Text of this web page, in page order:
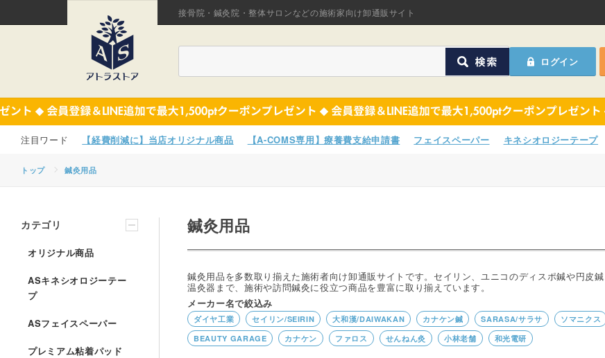
接骨院・鍼灸院・整体サロンなどの施術家向け卸通販サイト
ログイン
オリジナル商品
ポスター・チラ
【経費削減に】当店オリジナル商品 【A-COMS専用】療養費支給申請書 フェイスペーパー キネシオロジーテープ
トップ 鍼灸用品
鍼灸用品
鍼灸用品を多数取り揃えた施術者向け卸通販サイトです。セイリン、ユニコのディスポ鍼や円皮
温灸器まで、施術や訪問鍼灸に役立つ商品を豊富に取り揃えています。
メーカー名で絞込み
ダイヤ工業 セイリン/SEIRIN 大和漢/DAIWAKAN カナケン鍼 SARASA/サラサ ソマニクス
BEAUTY GARAGE
カナケン ファロス せんねん灸 小林老舗 和光電研
カテゴリ
オリジナル商品
ASキネシオロジーテー
プ
ASフェイスペーパー
プレミアム粘着パッド
ほねつぎHot
鍼灸用品
サポーター
A-COMS